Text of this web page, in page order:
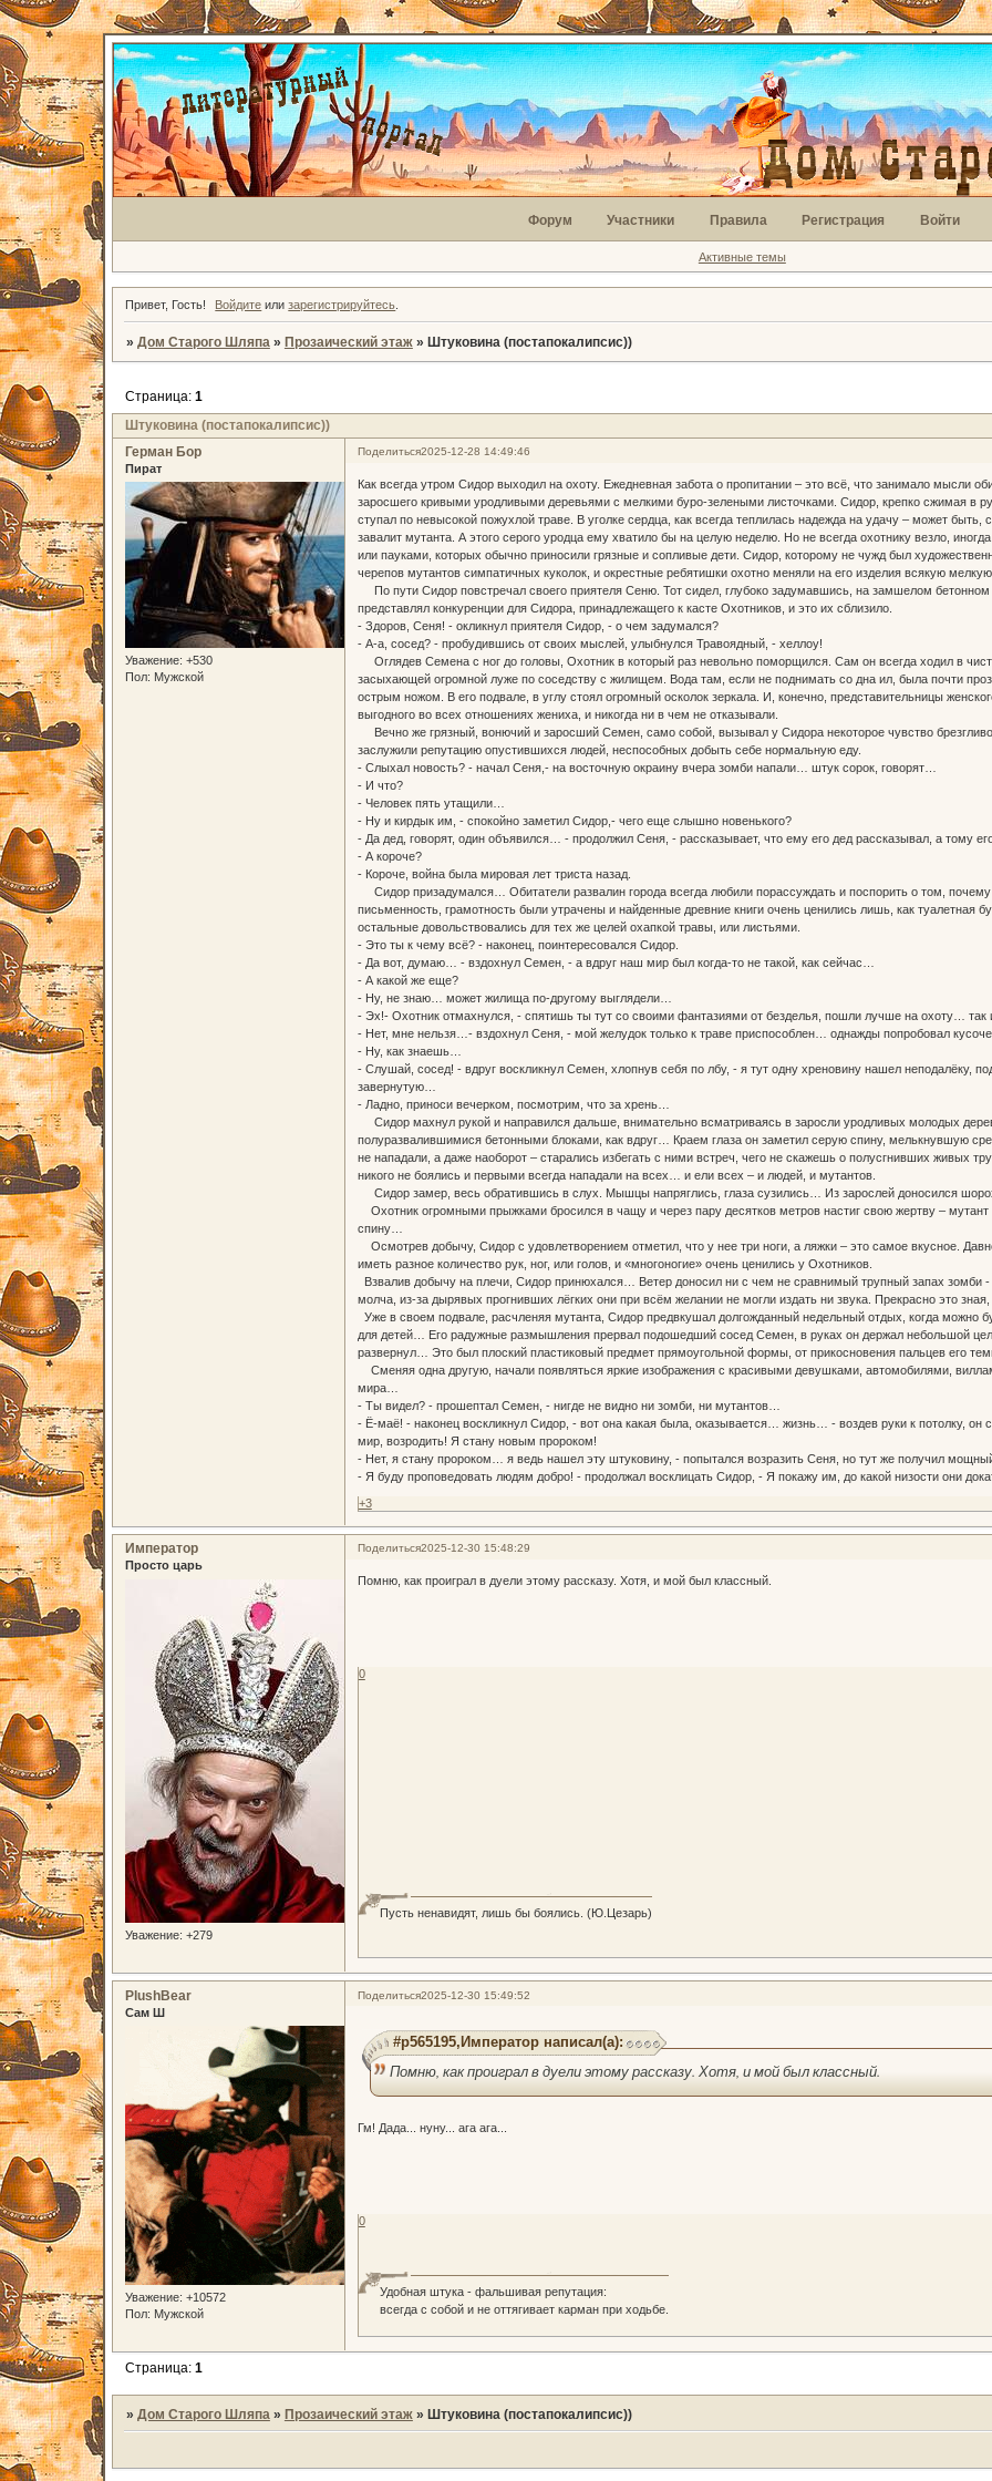
Форум Участники Правила Регистрация Войти
Активные темы
Привет, Гость! Войдите илизарегистрируйтесь
» Дом Старого Шляпа » Прозаический этаж » Штуковина (постапокалипсис))
Штуковина (постапокалипсис))
Страница: 1
Поделиться2025-12-28 14:49:46
Герман Бор
Пират
Уважение: +530
Пол: Мужской
Как всегда утром Сидор выходил на охоту. Ежедневная забота о пропитании – это всё, что занимало мысли
заросшего кривыми уродливыми деревьями с мелкими буро-зелеными листочками. Сидор, крепко сжимая в
ступал по невысокой пожухлой траве. В уголке сердца, как всегда теплилась надежда на удачу – может
завалит мутанта. А этого серого уродца ему хватило бы на целую неделю. Но не всегда охотнику везло,
или пауками, которых обычно приносили грязные и сопливые дети. Сидор, которому не чужд был
черепов мутантов симпатичных куколок, и окрестные ребятишки охотно меняли на его изделия всякую
По пути Сидор повстречал своего приятеля Сеню. Тот сидел, глубоко задумавшись, на замшелом
представлял конкуренции для Сидора, принадлежащего к касте Охотников, и это их сблизило.
- Здоров, Сеня! - окликнул приятеля Сидор, - о чем задумался?
- А-а, сосед? - пробудившись от своих мыслей, улыбнулся Травоядный, - хеллоу!
Оглядев Семена с ног до головы, Охотник в который раз невольно поморщился. Сам он всегда ходил в
засыхающей огромной луже по соседству с жилищем. Вода там, если не поднимать со дна ил, была почти
острым ножом. В его подвале, в углу стоял огромный осколок зеркала. И, конечно, представительницы
выгодного во всех отношениях жениха, и никогда ни в чем не отказывали.
Вечно же грязный, вонючий и заросший Семен, само собой, вызывал у Сидора некоторое чувство
заслужили репутацию опустившихся людей, неспособных добыть себе нормальную еду.
- Слыхал новость? - начал Сеня,- на восточную окраину вчера зомби напали… штук сорок, говорят…
- И что?
- Человек пять утащили…
- Ну и кирдык им, - спокойно заметил Сидор,- чего еще слышно новенького?
- Да дед, говорят, один объявился… - продолжил Сеня, - рассказывает, что ему его дед рассказывал, а тому
- А короче?
- Короче, война была мировая лет триста назад.
Сидор призадумался… Обитатели развалин города всегда любили порассуждать и поспорить о том,
письменность, грамотность были утрачены и найденные древние книги очень ценились лишь, как туалетная
остальные довольствовались для тех же целей охапкой травы, или листьями.
- Это ты к чему всё? - наконец, поинтересовался Сидор.
- Да вот, думаю… - вздохнул Семен, - а вдруг наш мир был когда-то не такой, как сейчас…
- А какой же еще?
- Ну, не знаю… может жилища по-другому выглядели…
- Эх!- Охотник отмахнулся, - спятишь ты тут со своими фантазиями от безделья, пошли лучше на охоту…
- Нет, мне нельзя…- вздохнул Сеня, - мой желудок только к траве приспособлен… однажды попробовал
- Ну, как знаешь…
- Слушай, сосед! - вдруг воскликнул Семен, хлопнув себя по лбу, - я тут одну хреновину нашел неподалёку,
завернутую…
- Ладно, приноси вечерком, посмотрим, что за хрень…
Сидор махнул рукой и направился дальше, внимательно всматриваясь в заросли уродливых молодых
полуразвалившимися бетонными блоками, как вдруг… Краем глаза он заметил серую спину, мелькнувшую
не нападали, а даже наоборот – старались избегать с ними встреч, чего не скажешь о полусгнивших живых
никого не боялись и первыми всегда нападали на всех… и ели всех – и людей, и мутантов.
Сидор замер, весь обратившись в слух. Мышцы напряглись, глаза сузились… Из зарослей доносился
Охотник огромными прыжками бросился в чащу и через пару десятков метров настиг свою жертву –
спину…
Осмотрев добычу, Сидор с удовлетворением отметил, что у нее три ноги, а ляжки – это самое вкусное.
иметь разное количество рук, ног, или голов, и «многоногие» очень ценились у Охотников.
Взвалив добычу на плечи, Сидор принюхался… Ветер доносил ни с чем не сравнимый трупный запах зомби
молча, из-за дырявых прогнивших лёгких они при всём желании не могли издать ни звука. Прекрасно это
Уже в своем подвале, расчленяя мутанта, Сидор предвкушал долгожданный недельный отдых, когда можно
для детей… Его радужные размышления прервал подошедший сосед Семен, в руках он держал небольшой
развернул… Это был плоский пластиковый предмет прямоугольной формы, от прикосновения пальцев его
Сменяя одна другую, начали появляться яркие изображения с красивыми девушками, автомобилями,
мира…
- Ты видел? - прошептал Семен, - нигде не видно ни зомби, ни мутантов…
- Ё-маё! - наконец воскликнул Сидор, - вот она какая была, оказывается… жизнь… - воздев руки к потолку,
мир, возродить! Я стану новым пророком!
- Нет, я стану пророком… я ведь нашел эту штуковину, - попытался возразить Сеня, но тут же получил
- Я буду проповедовать людям добро! - продолжал восклицать Сидор, - Я покажу им, до какой низости они
+3
Поделиться2025-12-30 15:48:29
Император
Просто царь
Уважение: +279
Помню, как проиграл в дуели этому рассказу. Хотя, и мой был классный.
Пусть ненавидят, лишь бы боялись. (Ю.Цезарь)
0
Поделиться2025-12-30 15:49:52
PlushBear
Сам Ш
Уважение: +10572
Пол: Мужской
#p565195,Император написал(а):
Помню, как проиграл в дуели этому рассказу. Хотя, и мой был классный.
Гм! Дада... нуну... ага ага...
Удобная штука - фальшивая репутация:
всегда с собой и не оттягивает карман при ходьбе.
0
Страница: 1
» Дом Старого Шляпа » Прозаический этаж » Штуковина (постапокалипсис))